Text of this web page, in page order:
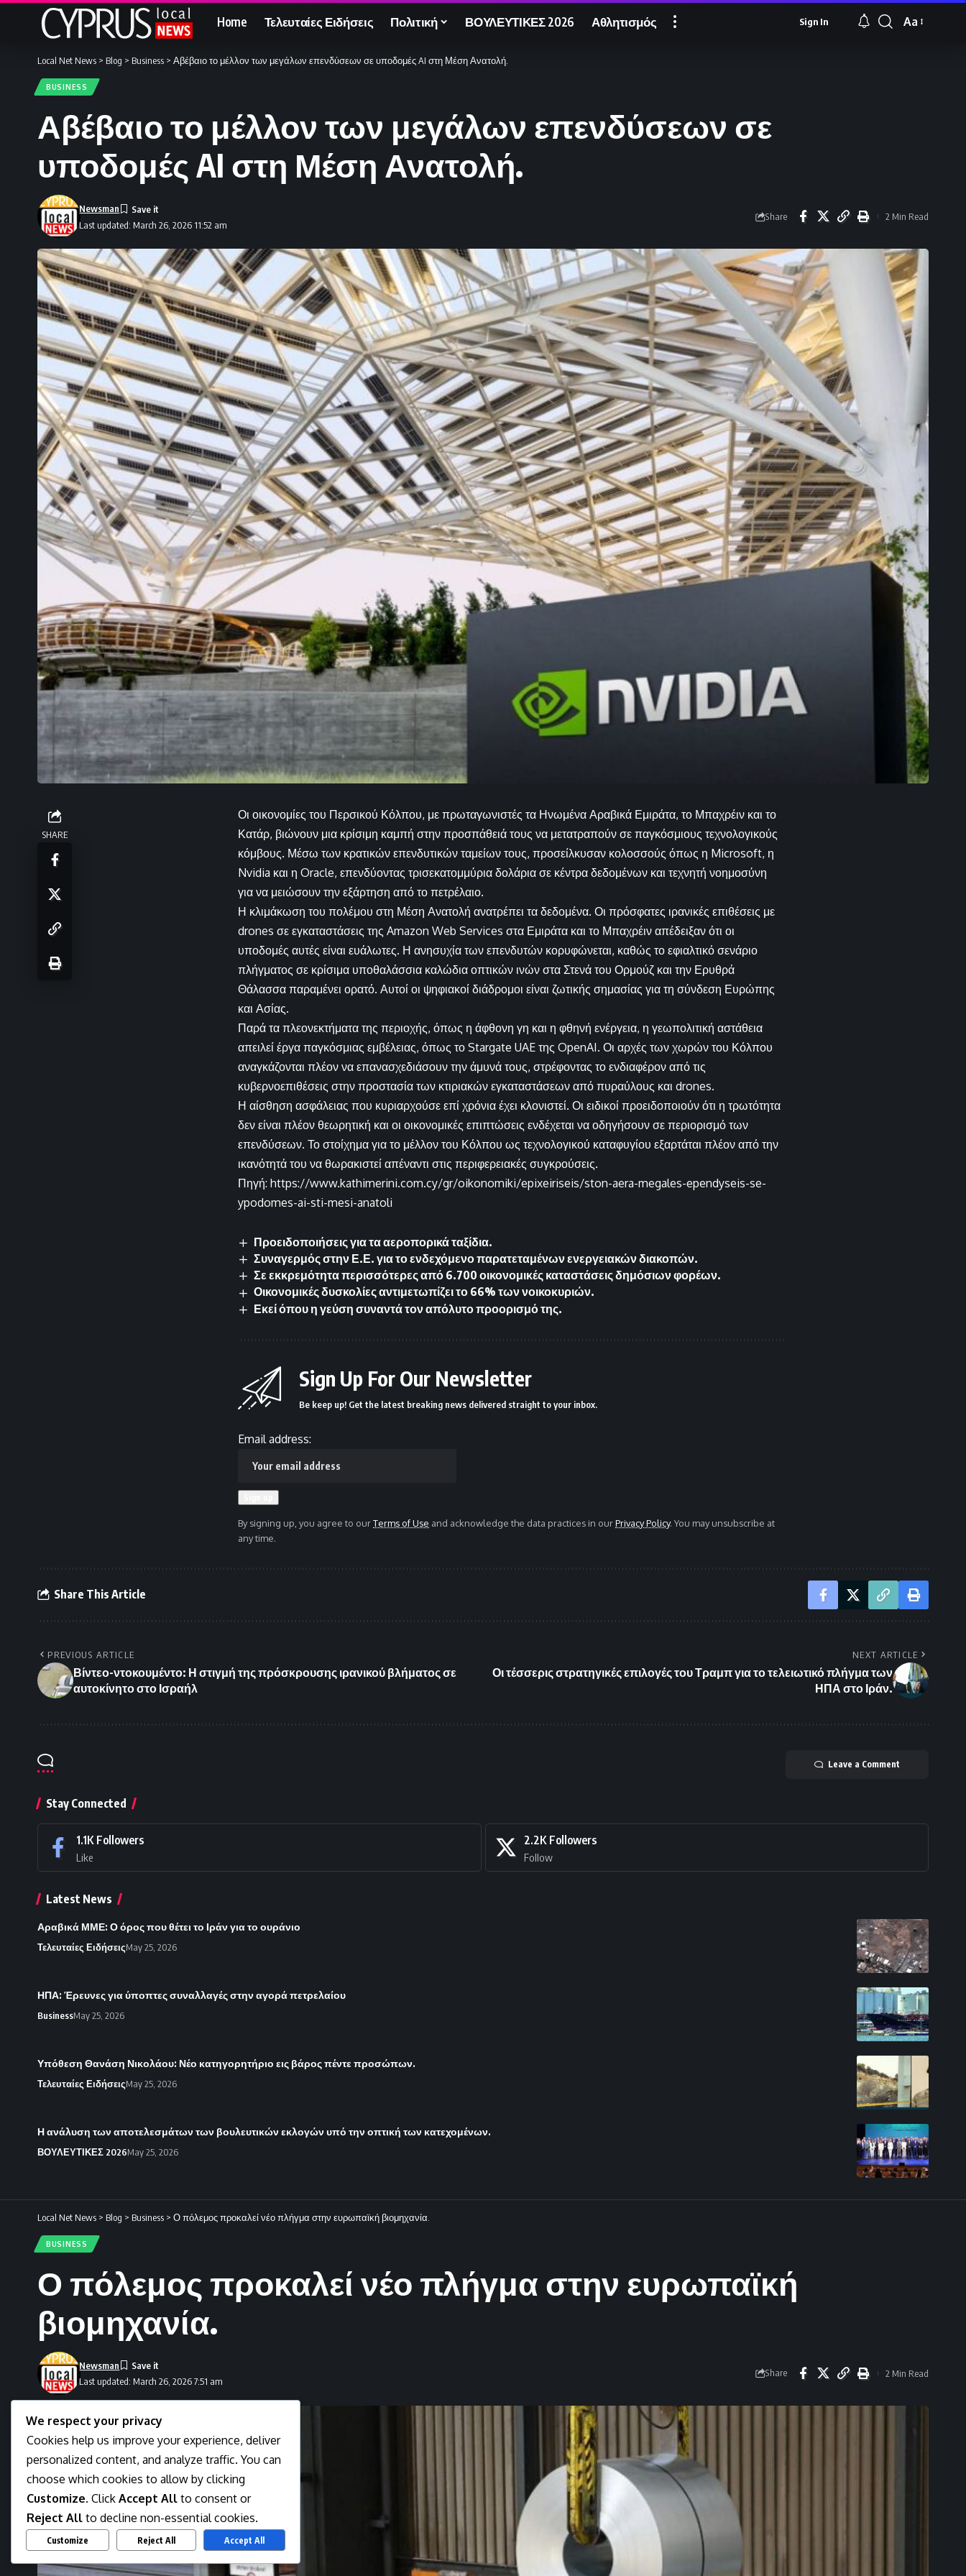
Home Τελευταίες Ειδήσεις Πολιτική ΒΟΥΛΕΥΤΙΚΕΣ 2026 Αθλητισμός Sign In
Font
Aa
Local Net News > Blog > Business > Αβέβαιο το μέλλον των μεγάλων επενδύσεων σε υποδομές AI στη Μέση Ανατολή.
BUSINESS
Αβέβαιο το μέλλον των μεγάλων επενδύσεων σε
υποδομές AI στη Μέση Ανατολή.
Last updated: March 26, 2026 11:52 am
Newsman
Share 2 Min Read
SHARE
Οι οικονομίες του Περσικού Κόλπου, με πρωταγωνιστές τα Ηνωμένα Αραβικά Εμιράτα, το Μπαχρέιν και το
Κατάρ, βιώνουν μια κρίσιμη καμπή στην προσπάθειά τους να μετατραπούν σε παγκόσμιους τεχνολογικούς
κόμβους. Μέσω των κρατικών επενδυτικών ταμείων τους, προσείλκυσαν κολοσσούς όπως η Microsoft, η
Nvidia και η Oracle, επενδύοντας τρισεκατομμύρια δολάρια σε κέντρα δεδομένων και τεχνητή νοημοσύνη
για να μειώσουν την εξάρτηση από το πετρέλαιο.
Η κλιμάκωση του πολέμου στη Μέση Ανατολή ανατρέπει τα δεδομένα. Οι πρόσφατες ιρανικές επιθέσεις με
drones σε εγκαταστάσεις της Amazon Web Services στα Εμιράτα και το Μπαχρέιν απέδειξαν ότι οι
υποδομές αυτές είναι ευάλωτες. Η ανησυχία των επενδυτών κορυφώνεται, καθώς το εφιαλτικό σενάριο
πλήγματος σε κρίσιμα υποθαλάσσια καλώδια οπτικών ινών στα Στενά του Ορμούζ και την Ερυθρά
Θάλασσα παραμένει ορατό. Αυτοί οι ψηφιακοί διάδρομοι είναι ζωτικής σημασίας για τη σύνδεση Ευρώπης
και Ασίας.
Παρά τα πλεονεκτήματα της περιοχής, όπως η άφθονη γη και η φθηνή ενέργεια, η γεωπολιτική αστάθεια
απειλεί έργα παγκόσμιας εμβέλειας, όπως το Stargate UAE της OpenAI. Οι αρχές των χωρών του Κόλπου
αναγκάζονται πλέον να επανασχεδιάσουν την άμυνά τους, στρέφοντας το ενδιαφέρον από τις
κυβερνοεπιθέσεις στην προστασία των κτιριακών εγκαταστάσεων από πυραύλους και drones.
Η αίσθηση ασφάλειας που κυριαρχούσε επί χρόνια έχει κλονιστεί. Οι ειδικοί προειδοποιούν ότι η τρωτότητα
δεν είναι πλέον θεωρητική και οι οικονομικές επιπτώσεις ενδέχεται να οδηγήσουν σε περιορισμό των
επενδύσεων. Το στοίχημα για το μέλλον του Κόλπου ως τεχνολογικού καταφυγίου εξαρτάται πλέον από την
ικανότητά του να θωρακιστεί απέναντι στις περιφερειακές συγκρούσεις.
Πηγή: https://www.kathimerini.com.cy/gr/oikonomiki/epixeiriseis/ston-aera-megales-ependyseis-se-
ypodomes-ai-sti-mesi-anatoli
Προειδοποιήσεις για τα αεροπορικά ταξίδια.
Συναγερμός στην Ε.Ε. για το ενδεχόμενο παρατεταμένων ενεργειακών διακοπών.
Σε εκκρεμότητα περισσότερες από 6.700 οικονομικές καταστάσεις δημόσιων φορέων.
Οικονομικές δυσκολίες αντιμετωπίζει το 66% των νοικοκυριών.
Εκεί όπου η γεύση συναντά τον απόλυτο προορισμό της.
Sign Up For Our Newsletter
Be keep up! Get the latest breaking news delivered straight to your inbox.
Email address:
By signing up, you agree to ourTerms of Use and acknowledge the data practices in ourPrivacy Policy. You may unsubscribe at
any time.
Share This Article
PREVIOUS ARTICLE
Βίντεο-ντοκουμέντο: Η στιγμή της πρόσκρουσης ιρανικού βλήματος σε
αυτοκίνητο στο Ισραήλ
NEXT ARTICLE
Οι τέσσερις στρατηγικές επιλογές του Τραμπ για το τελειωτικό πλήγμα των
ΗΠΑ στο Ιράν.
Leave a Comment
Stay Connected
1.1K Followers
Like
2.2K Followers
Follow
Latest News
Αραβικά ΜΜΕ: Ο όρος που θέτει το Ιράν για το ουράνιο
Τελευταίες ΕιδήσειςMay 25, 2026
ΗΠΑ: Έρευνες για ύποπτες συναλλαγές στην αγορά πετρελαίου
BusinessMay 25, 2026
Υπόθεση Θανάση Νικολάου: Νέο κατηγορητήριο εις βάρος πέντε προσώπων.
Τελευταίες ΕιδήσειςMay 25, 2026
Η ανάλυση των αποτελεσμάτων των βουλευτικών εκλογών υπό την οπτική των κατεχομένων.
ΒΟΥΛΕΥΤΙΚΕΣ 2026May 25, 2026
Local Net News > Blog > Business > Ο πόλεμος προκαλεί νέο πλήγμα στην ευρωπαϊκή βιομηχανία.
BUSINESS
Ο πόλεμος προκαλεί νέο πλήγμα στην ευρωπαϊκή
βιομηχανία.
Last updated: March 26, 2026 7:51 am
Newsman
Share 2 Min Read
We respect your privacy
Cookies help us improve your experience, deliver
personalized content, and analyze traffic. You can
choose which cookies to allow by clicking
Customize. Click Accept All to consent or
Reject All to decline non-essential cookies.
Customize Reject All Accept All